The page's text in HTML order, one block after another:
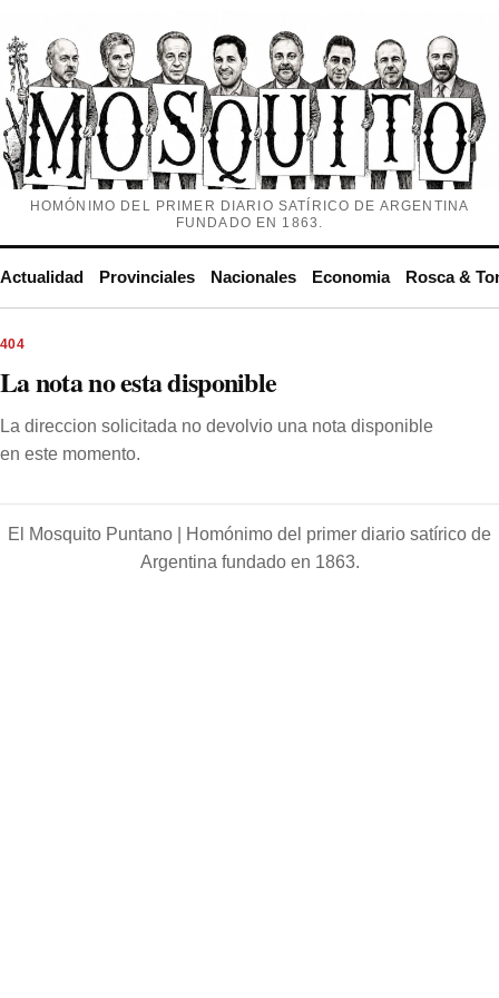
HOMÓNIMO DEL PRIMER DIARIO SATÍRICO DE ARGENTINA
FUNDADO EN 1863.
Actualidad Provinciales Nacionales Economia Rosca &
404
La nota no esta disponible
La direccion solicitada no devolvio una nota disponible
en este momento.
El Mosquito Puntano |
Homónimo del primer diario satírico de
Argentina fundado en 1863.